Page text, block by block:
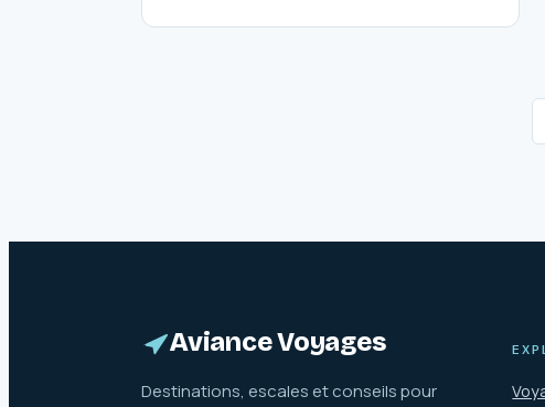
Aviance Voyages
Destinations, escales et conseils pour